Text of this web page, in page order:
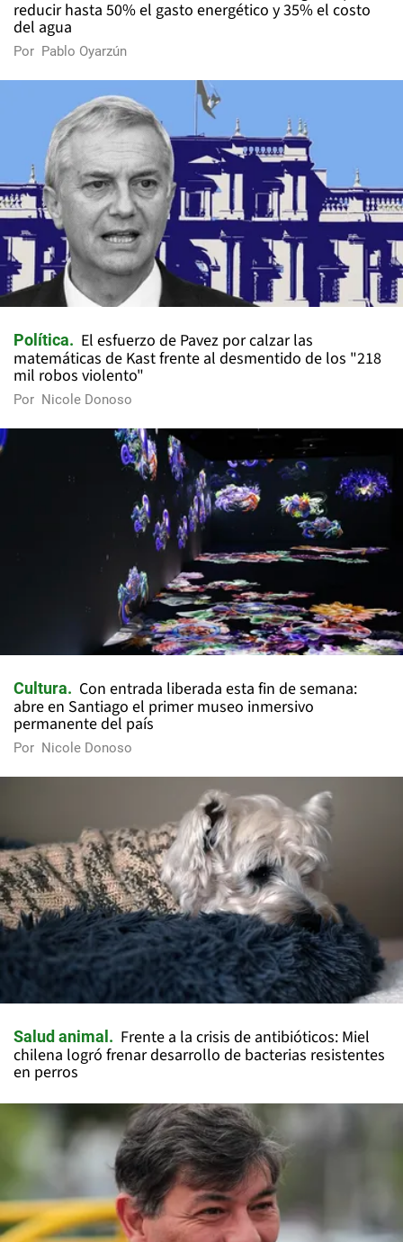
reducir hasta 50% el gasto energético y 35% el costo
del agua
Por Pablo Oyarzún
Política
El esfuerzo de Pavez por calzar las
matemáticas de Kast frente al desmentido de los "218
mil robos violento"
Por Nicole Donoso
Cultura
Con entrada liberada esta fin de semana:
abre en Santiago el primer museo inmersivo
permanente del país
Por Nicole Donoso
Salud animal
Frente a la crisis de antibióticos: Miel
chilena logró frenar desarrollo de bacterias resistentes
en perros